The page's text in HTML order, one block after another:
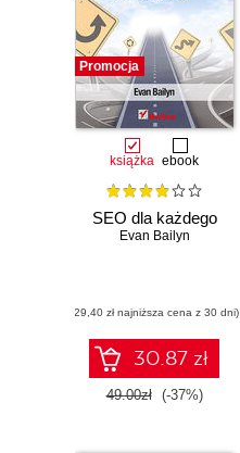
Promocja
książka ebook
SEO dla każdego
Evan Bailyn
(29,40 zł najniższa cena z 30 dni)
30.87 zł
49.00zł (-37%)